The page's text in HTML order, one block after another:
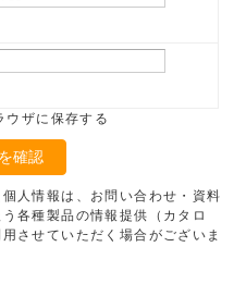
ザに保存する
確認
人情報は、お問い合わせ・資料
各種製品の情報提供（カタロ
させていただく場合がございま